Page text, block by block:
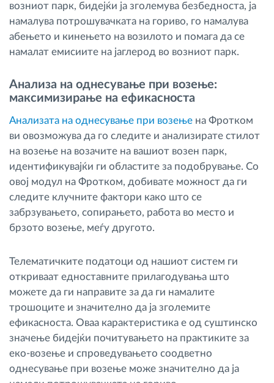
возниот парк, бидејќи ја зголемува безбедноста, ја
намалува потрошувачката на гориво, го намалува
абењето и кинењето на возилото и помага да се
намалат емисиите на јаглерод во возниот парк.
Анализа на однесување при возење:
максимизирање на ефикасноста
Анализата на однесување при возење на Фротком
ви овозможува да го следите и анализирате стилот
на возење на возачите на вашиот возен парк,
идентификувајќи ги областите за подобрување. Со
овој модул на Фротком, добивате можност да ги
следите клучните фактори како што се
забрзувањето, сопирањето, работа во место и
брзото возење, меѓу другото.
Телематичките податоци од нашиот систем ги
откриваат едноставните прилагодувања што
можете да ги направите за да ги намалите
трошоците и значително да ја зголемите
ефикасноста. Оваа карактеристика е од суштинско
значење бидејќи почитувањето на практиките за
еко-возење и спроведувањето соодветно
однесување при возење може значително да ја